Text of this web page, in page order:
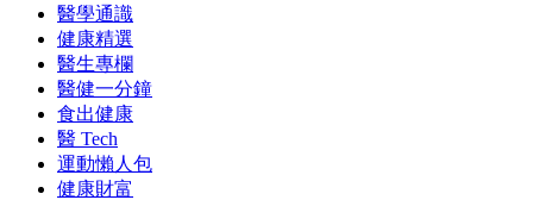
醫學通識
健康精選
醫生專欄
醫健一分鐘
食出健康
醫 Tech
運動懶人包
健康財富